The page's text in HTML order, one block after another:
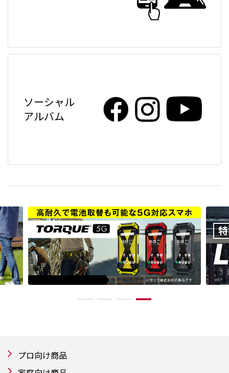
ソーシャル
アルバム
プロ向け商品